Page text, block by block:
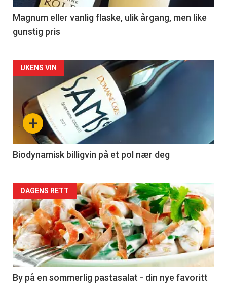
3
Magnum eller vanlig flaske, ulik årgang, men like
gunstig pris
Forsiden
akkurat
nå
4
+
UKENS VIN
Biodynamisk billigvin på et pol nær deg
Forsiden
akkurat
nå
-
5
DAGENS RETT
By på en sommerlig pastasalat - din nye favoritt